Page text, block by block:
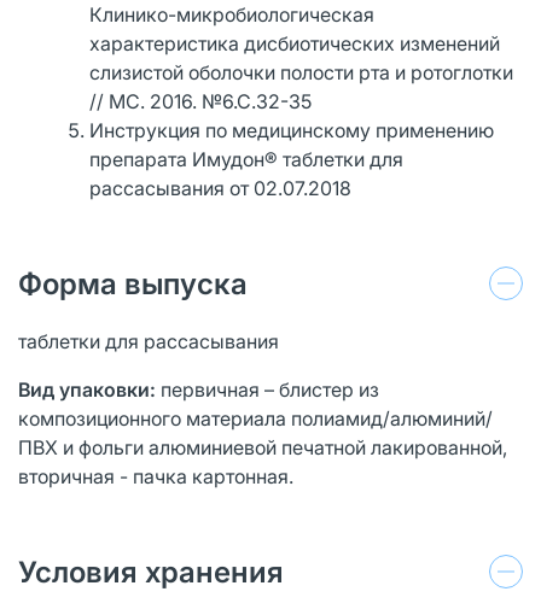
Клинико-микробиологическая
характеристика дисбиотических изменений
слизистой оболочки полости рта и ротоглотки
// МС. 2016. №6.С.32-35
Инструкция по медицинскому применению
препарата Имудон® таблетки для
рассасывания от 02.07.2018
Форма выпуска
таблетки для рассасывания
Вид упаковки: первичная – блистер из
композиционного материала полиамид/алюминий/
ПВХ и фольги алюминиевой печатной лакированной,
вторичная - пачка картонная.
Условия хранения